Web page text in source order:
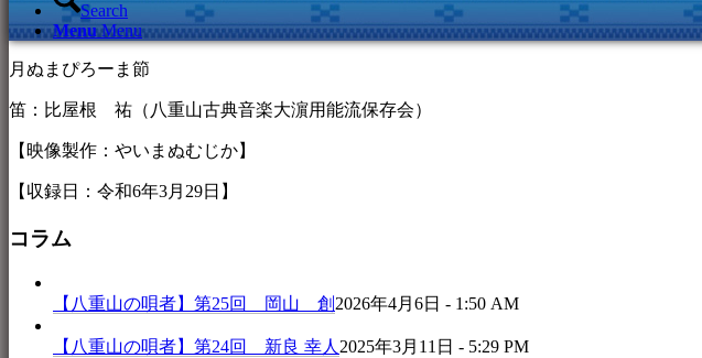
Search
Menu Menu
月ぬまぴろーま節
笛：比屋根 祐（八重山古典音楽大濵用能流保存会）
【映像製作：やいまぬむじか】
【収録日：令和6年3月29日】
コラム
【八重山の唄者】第25回 岡山 創2026年4月6日 - 1:50 AM
【八重山の唄者】第24回 新良 幸人2025年3月11日 - 5:29 PM